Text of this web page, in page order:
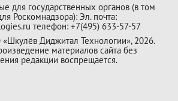
для государственных органов (в том
Роскомнадзора): Эл. почта:
телефон: +7(495) 633-57-57
Диджитал Технологии», 2026.
материалов сайта без
редакции воспрещается.